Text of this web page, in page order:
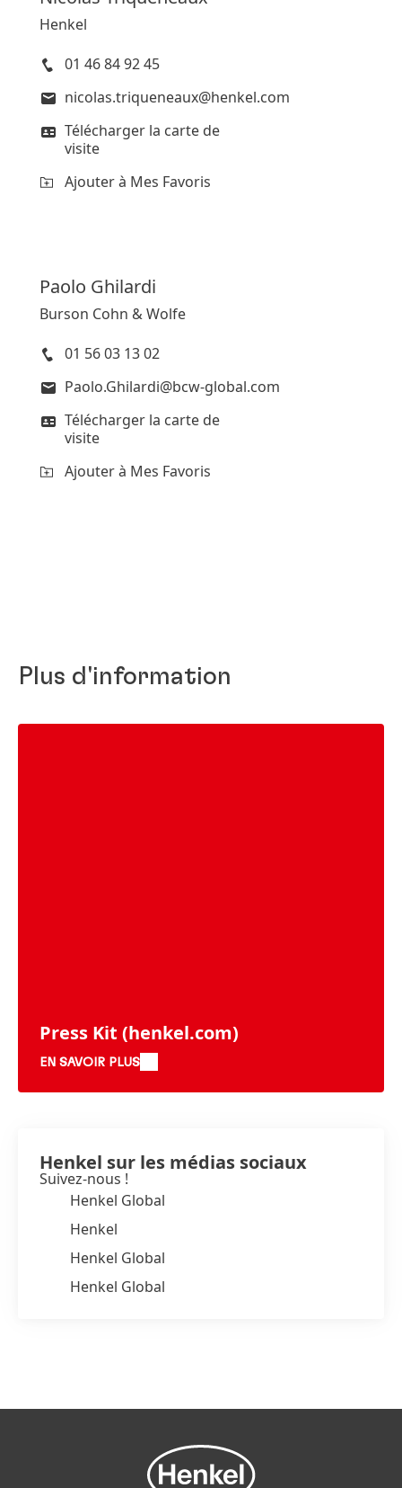
Henkel
01 46 84 92 45
nicolas.triqueneaux@henkel.com
Télécharger la carte de
visite
Ajouter à Mes Favoris
Paolo Ghilardi
Burson Cohn & Wolfe
01 56 03 13 02
Paolo.Ghilardi@bcw-global.com
Télécharger la carte de
visite
Ajouter à Mes Favoris
Plus d'information
Press Kit (henkel.com)
EN SAVOIR PLUS
Henkel sur les médias sociaux
Suivez-nous !
Henkel Global
Henkel
Henkel Global
Henkel Global